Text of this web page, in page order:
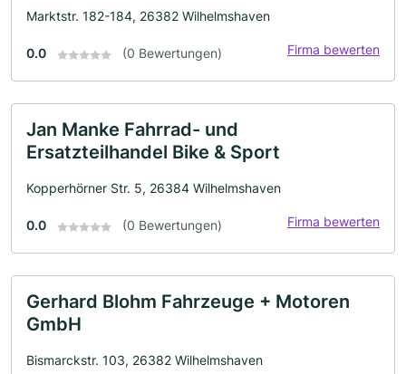
Marktstr. 182-184, 26382 Wilhelmshaven
0.0 (0 Bewertungen) Firma bewerten
Jan Manke Fahrrad- und
Ersatzteilhandel Bike & Sport
Kopperhörner Str. 5, 26384 Wilhelmshaven
0.0 (0 Bewertungen) Firma bewerten
Gerhard Blohm Fahrzeuge + Motoren
GmbH
Bismarckstr. 103, 26382 Wilhelmshaven